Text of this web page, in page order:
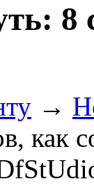
8
→
как